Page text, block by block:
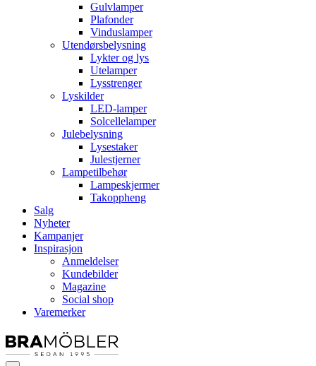
Gulvlamper
Plafonder
Vinduslamper
Utendørsbelysning
Lykter og lys
Utelamper
Lysstrenger
Lyskilder
LED-lamper
Solcellelamper
Julebelysning
Lysestaker
Julestjerner
Lampetilbehør
Lampeskjermer
Takoppheng
Salg
Nyheter
Kampanjer
Inspirasjon
Anmeldelser
Kundebilder
Magazine
Social shop
Varemerker